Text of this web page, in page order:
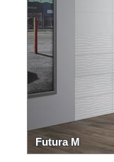
Futura M